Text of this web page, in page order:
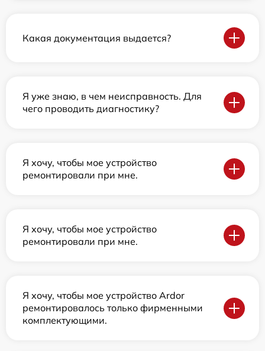
Какая документация выдается?
Я уже знаю, в чем неисправность. Для
чего проводить диагностику?
Я хочу, чтобы мое устройство
ремонтировали при мне.
Я хочу, чтобы мое устройство
ремонтировали при мне.
Я хочу, чтобы мое устройство Ardor
ремонтировалось только фирменными
комплектующими.